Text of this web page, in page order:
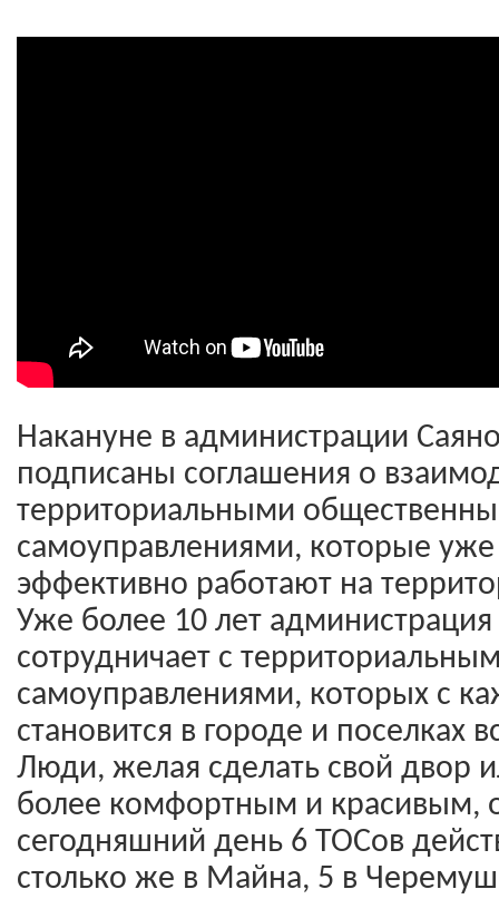
Накануне в администрации
подписаны соглашения о
территориальными
самоуправлениями, которые
эффективно работают на
Уже более 10 лет администрация
сотрудничает с
самоуправлениями, которых с
становится в городе и поселках
Люди, желая сделать свой двор
более комфортным и красивым,
сегодняшний день 6 ТОСов
столько же в Майна, 5 в